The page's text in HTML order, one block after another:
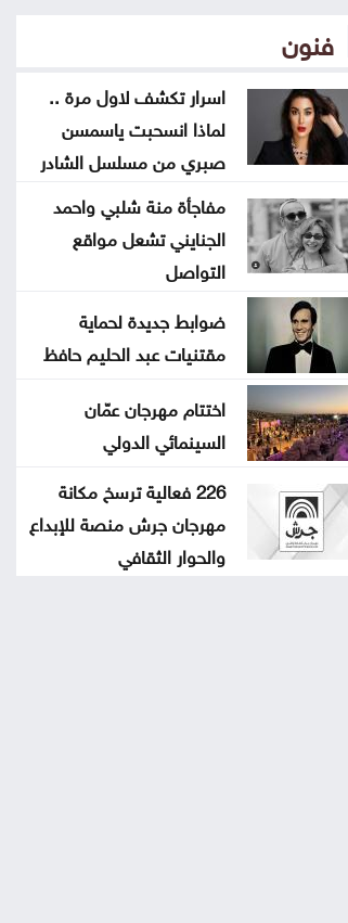
الاتحاد الأوروبي يتمسّك بمقاطعة
فنون
اسرار تكشف لاول مرة ..
لماذا انسحبت ياسمسن
صبري من مسلسل الشادر
مفاجأة منة شلبي واحمد
الجنايني تشعل مواقع
التواصل
ضوابط جديدة لحماية
مقتنيات عبد الحليم حافظ
اختتام مهرجان عمّان
السينمائي الدولي
226 فعالية ترسخ مكانة
مهرجان جرش منصة للإبداع
والحوار الثقافي